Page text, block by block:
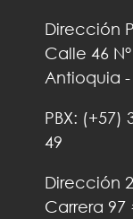
Dirección
Calle 46
Antioquia
PBX: (+57)
49
Dirección
Carrera 97